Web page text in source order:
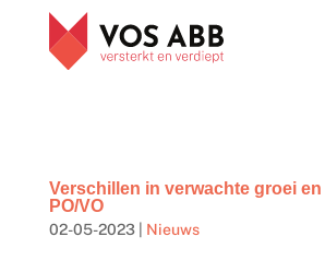
Verschillen in verwachte groei
PO/VO
02-05-2023| Nieuws